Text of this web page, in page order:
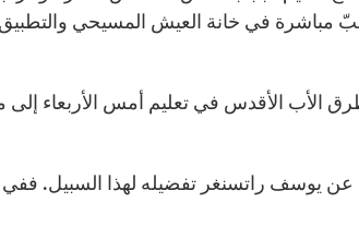
مباشرة في خانة العيش المسيحي والتطبيق
الأب الأقدس في تعليم أمس الأربعاء إلى
يوسف راتسنغر تفضيله لهذا السبيل. ففي